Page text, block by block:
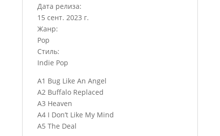
Дата релиза:
15 сент. 2023 г.
Жанр:
Pop
Стиль:
Indie Pop
A1 Bug Like An Angel
A2 Buffalo Replaced
A3 Heaven
A4 I Don’t Like My Mind
A5 The Deal